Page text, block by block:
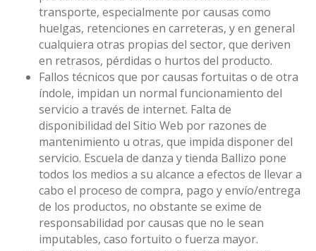
transporte, especialmente por causas como
huelgas, retenciones en carreteras, y en general
cualquiera otras propias del sector, que deriven
en retrasos, pérdidas o hurtos del producto.
Fallos técnicos que por causas fortuitas o de otra
índole, impidan un normal funcionamiento del
servicio a través de internet. Falta de
disponibilidad del Sitio Web por razones de
mantenimiento u otras, que impida disponer del
servicio. Escuela de danza y tienda Ballizo pone
todos los medios a su alcance a efectos de llevar a
cabo el proceso de compra, pago y envío/entrega
de los productos, no obstante se exime de
responsabilidad por causas que no le sean
imputables, caso fortuito o fuerza mayor.